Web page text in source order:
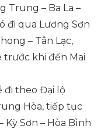
Trung – Ba La –
đi qua Lương Sơn
– Tân Lạc,
khi đến Mai
đi theo Đại lộ
Hòa, tiếp tục
Kỳ Sơn – Hòa Bình